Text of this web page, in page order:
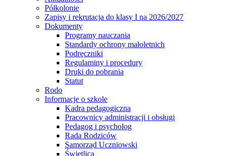
Półkolonie
Zapisy i rekrutacja do klasy I na 2026/2027
Dokumenty
Programy nauczania
Standardy ochrony małoletnich
Podręczniki
Regulaminy i procedury
Druki do pobrania
Statut
Rodo
Informacje o szkole
Kadra pedagogiczna
Pracownicy administracji i obsługi
Pedagog i psycholog
Rada Rodziców
Samorząd Uczniowski
Świetlica